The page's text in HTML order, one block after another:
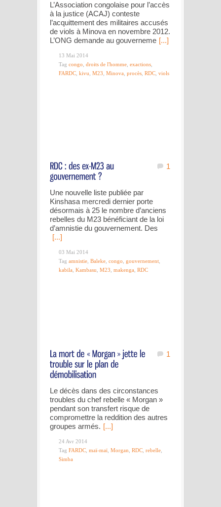
L’Association congolaise pour l’accès
à la justice (ACAJ) conteste
l’acquittement des militaires accusés
de viols à Minova en novembre 2012.
L’ONG demande au gouverneme [...]
13 Mai 2014
Tag congo droits de l'homme exactions
FARDC kivu M23 Minova procès RDC viols
1
Une nouvelle liste publiée par
Kinshasa mercredi dernier porte
désormais à 25 le nombre d’anciens
rebelles du M23 bénéficiant de la loi
d’amnistie du gouvernement. Des
[...]
03 Mai 2014
Tag amnistie Baleke congo gouvernement
kabila Kambasu M23 makenga RDC
1
Le décès dans des circonstances
troubles du chef rebelle « Morgan »
pendant son transfert risque de
compromettre la reddition des autres
groupes armés. [...]
24 Avr 2014
Tag FARDC, maï-maï, Morgan, RDC, rebelle,
Simba